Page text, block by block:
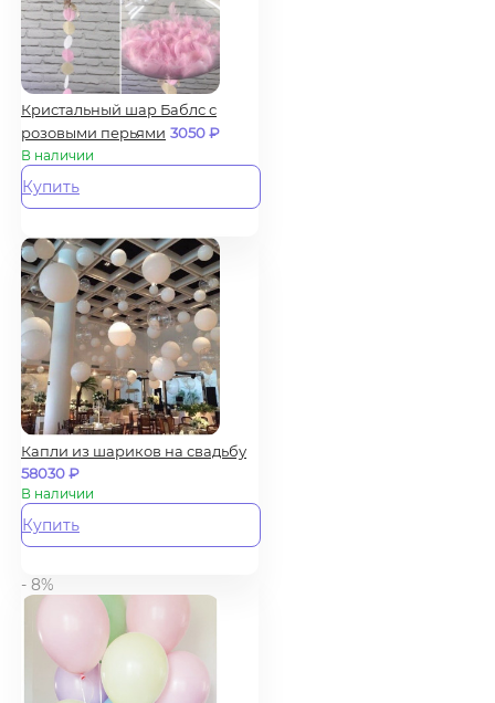
Кристальный шар Баблс с
розовыми перьями 3050₽
В наличии
Купить
Капли из шариков на свадьбу
58030₽
В наличии
Купить
- 8%